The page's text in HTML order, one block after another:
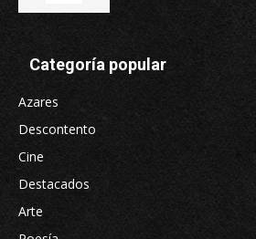
Categoría popular
Azares
Descontento
Cine
Destacados
Arte